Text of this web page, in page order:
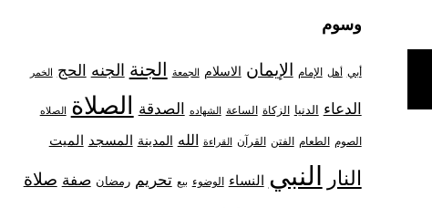
وسوم
أبي أهل الإمام الإيمان الاسلام الجمعة الجنة الجنه الحج الخمر
الدعاء الدنيا الزكاة الساعة الشهاده الصدقة الصلاة الصلاه
الصوم الطعام الفتن القرآن القراءة الله المدينة المسجد الميت
النار النبي النساء الوضوء بيع تحريم رمضان صفة صلاة